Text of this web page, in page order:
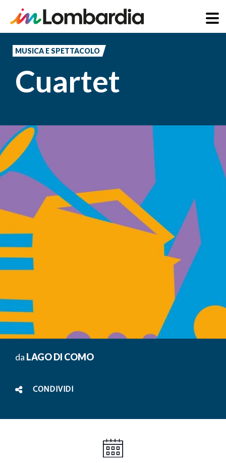
principale
MUSICA E SPETTACOLO
Cuartet
da LAGO DI COMO
CONDIVIDI